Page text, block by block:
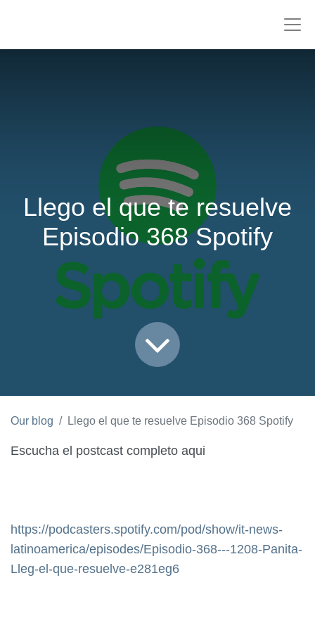
Llego el que te resuelve
Episodio 368 Spotify
Our blog Llego el que te resuelve Episodio 368 Spotify
Escucha el postcast completo aqui
https://podcasters.spotify.com/pod/show/it-news-
latinoamerica/episodes/Episodio-368---1208-Panita-
Lleg-el-que-resuelve-e281eg6